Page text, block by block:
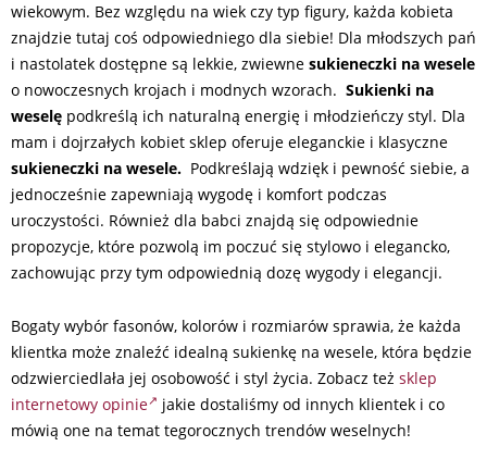
wiekowym. Bez względu na wiek czy typ figury, każda kobieta
znajdzie tutaj coś odpowiedniego dla siebie! Dla młodszych pań
i nastolatek dostępne są lekkie, zwiewne sukieneczki na wesele
o nowoczesnych krojach i modnych wzorach. Sukienki na
weselę podkreślą ich naturalną energię i młodzieńczy styl. Dla
mam i dojrzałych kobiet sklep oferuje eleganckie i klasyczne
sukieneczki na wesele. Podkreślają wdzięk i pewność siebie, a
jednocześnie zapewniają wygodę i komfort podczas
uroczystości. Również dla babci znajdą się odpowiednie
propozycje, które pozwolą im poczuć się stylowo i elegancko,
zachowując przy tym odpowiednią dozę wygody i elegancji.
Bogaty wybór fasonów, kolorów i rozmiarów sprawia, że każda
klientka może znaleźć idealną sukienkę na wesele, która będzie
odzwierciedlała jej osobowość i styl życia. Zobacz też sklep
internetowy opinie
jakie dostaliśmy od innych klientek i co
mówią one na temat tegorocznych trendów weselnych!